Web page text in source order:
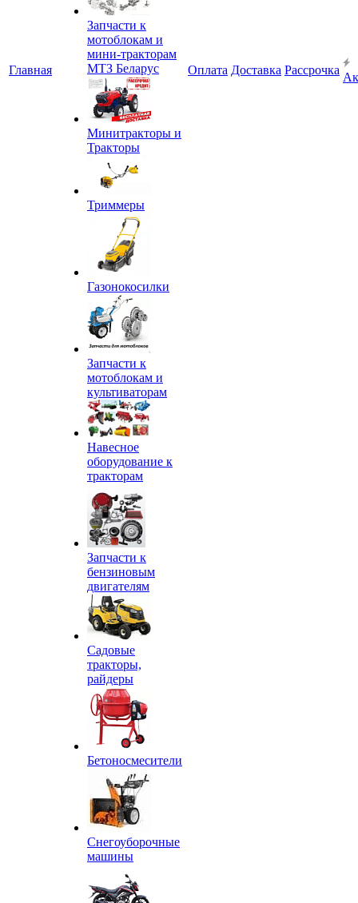
Главная
Запчасти к
мотоблокам и
мини-тракторам
МТЗ Беларус
Минитракторы и
Тракторы
Триммеры
Газонокосилки
Запчасти к
мотоблокам и
культиваторам
Навесное
оборудование к
тракторам
Запчасти к
бензиновым
двигателям
Садовые
тракторы,
райдеры
Бетоносмесители
Снегоуборочные
машины
Оплата Доставка Рассрочка